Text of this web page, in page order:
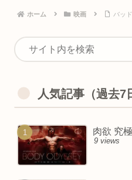
ホーム 映画 バッ
人気記事（過去7
肉欲 究
9 views